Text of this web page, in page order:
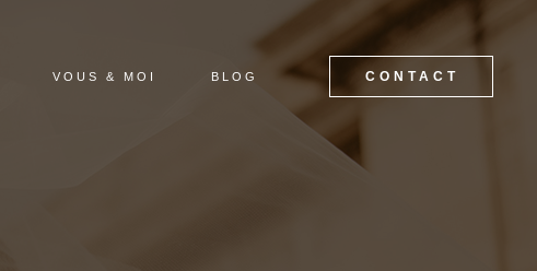
VOUS & MOI BLOG CONTACT